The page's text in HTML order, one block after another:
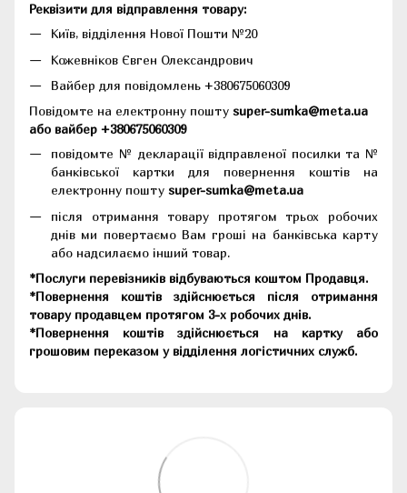
Реквізити для відправлення товару:
Київ, відділення Нової Пошти №20
Кожевніков Євген Олександрович
Вайбер для повідомлень +380675060309
Повідомте на електронну пошту super-sumka@meta.ua
або вайбер +380675060309
повідомте № декларації відправленої посилки та №
банківської картки для повернення коштів на
електронну пошту super-sumka@meta.ua
після отримання товару протягом трьох робочих
днів ми повертаємо Вам гроші на банківська карту
або надсилаємо інший товар.
*Послуги перевізників відбуваються коштом Продавця.
*Повернення коштів здійснюється після отримання
товару продавцем протягом 3-х робочих днів.
*Повернення коштів здійснюється на картку або
грошовим переказом у відділення логістичних служб.